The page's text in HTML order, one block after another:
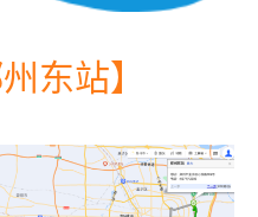
东站】